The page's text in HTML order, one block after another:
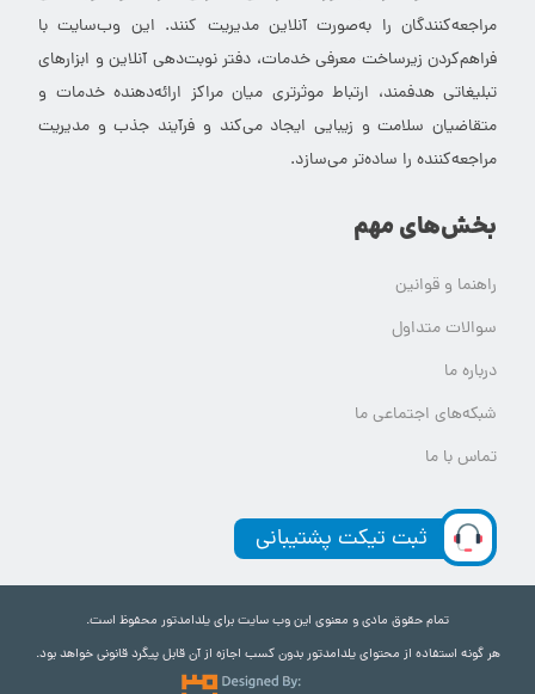
مراجعه‌کنندگان را به‌صورت آنلاین مدیریت کنند. این وب‌سایت با
فراهم‌کردن زیرساخت معرفی خدمات، دفتر نوبت‌دهی آنلاین و ابزارهای
تبلیغاتی هدفمند، ارتباط موثرتری میان مراکز ارائه‌دهنده خدمات و
متقاضیان سلامت و زیبایی ایجاد می‌کند و فرآیند جذب و مدیریت
مراجعه‌کننده را ساده‌تر می‌سازد.
بخش‌های مهم
راهنما و قوانین
سوالات متداول
درباره ما
شبکه‌های اجتماعی ما
تماس با ما
ثبت تیکت پشتیبانی
تمام حقوق مادی و معنوی این وب سایت برای یلدامدتور محفوظ است.
هر گونه استفاده از محتوای یلدامدتور بدون کسب اجازه از آن قابل پیگرد قانونی خواهد بود.